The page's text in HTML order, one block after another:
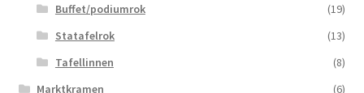
Buffet/podiumrok
(19)
Statafelrok
(13)
Tafellinnen
(8)
Marktkramen
(6)